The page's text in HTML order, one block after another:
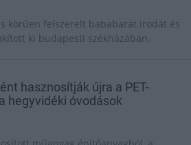
körűen felszerelt bababarát irodát és
ki budapesti székházában.
hasznosítják újra a PET-
hegyvidéki óvodások